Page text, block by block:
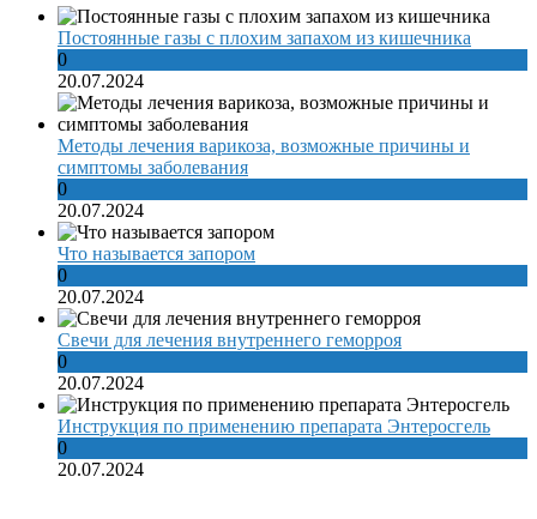
Постоянные газы с плохим запахом из кишечника
0
20.07.2024
Методы лечения варикоза, возможные причины и
симптомы заболевания
0
20.07.2024
Что называется запором
0
20.07.2024
Свечи для лечения внутреннего геморроя
0
20.07.2024
Инструкция по применению препарата Энтеросгель
0
20.07.2024